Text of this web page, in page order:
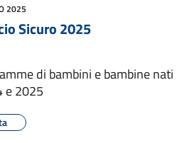
2025
Sicuro 2025
di bambini e bambine nati
e 2025